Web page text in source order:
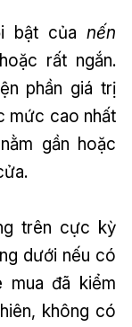
bật củanến
rất ngắn.
phần giá trị
mức cao nhất
gần hoặc
trên cực kỳ
dưới nếu có
mua đã kiểm
không có